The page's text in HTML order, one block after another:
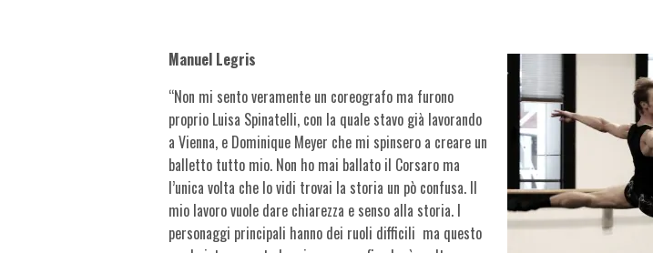
Manuel Legris
“Non mi sento veramente un coreografo ma furono
proprio Luisa Spinatelli, con la quale stavo già lavorando
a Vienna, e Dominique Meyer che mi spinsero a creare un
balletto tutto mio. Non ho mai ballato il Corsaro ma
l’unica volta che lo vidi trovai la storia un pò confusa. Il
mio lavoro vuole dare chiarezza e senso alla storia. I
personaggi principali hanno dei ruoli difficili ma questo